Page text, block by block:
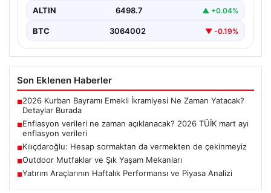
ALTIN 6498.7 ▲ +0.04%
BTC 3064002 ▼ -0.19%
Son Eklenen Haberler
■2026 Kurban Bayramı Emekli İkramiyesi Ne Zaman Yatacak?
Detaylar Burada
■Enflasyon verileri ne zaman açıklanacak? 2026 TÜİK mart ayı
enflasyon verileri
■Kılıçdaroğlu: Hesap sormaktan da vermekten de çekinmeyiz
■Outdoor Mutfaklar ve Şık Yaşam Mekanları
■Yatırım Araçlarının Haftalık Performansı ve Piyasa Analizi